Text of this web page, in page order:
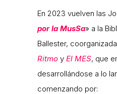
En 2023 vuelven las
por la MusSa» a la
Ballester,
Ritmo y El MES, que
desarrollándose a lo
comenzando por: